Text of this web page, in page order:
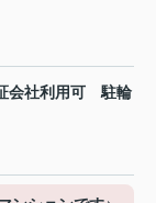
会社利用可
駐輪